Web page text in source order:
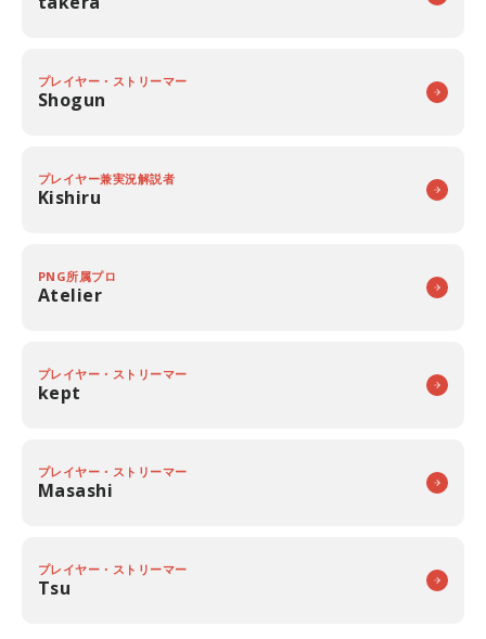
プレイヤー・ストリーマー
Shogun
プレイヤー兼実況解説者
Kishiru
PNG所属プロ
Atelier
プレイヤー・ストリーマー
kept
プレイヤー・ストリーマー
Masashi
プレイヤー・ストリーマー
Tsu